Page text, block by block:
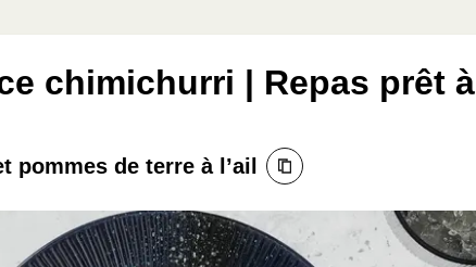
chimichurri | Repas prêt à
pommes de terre à l’ail